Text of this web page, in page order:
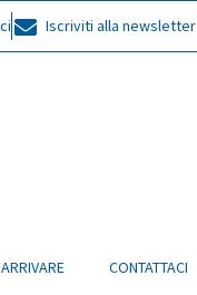
Iscriviti alla newsletter
CONTATTACI